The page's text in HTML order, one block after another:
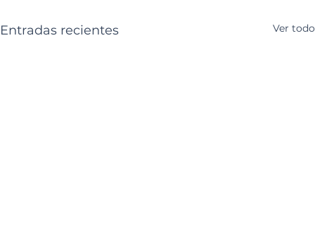
Entradas recientes Ver todo